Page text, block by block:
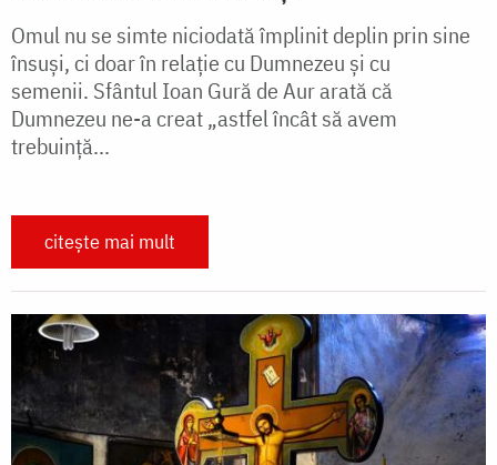
Omul nu se simte niciodată împlinit deplin prin sine
însuși, ci doar în relație cu Dumnezeu și cu
semenii. Sfântul Ioan Gură de Aur arată că
Dumnezeu ne-a creat „astfel încât să avem
trebuință...
citește mai mult